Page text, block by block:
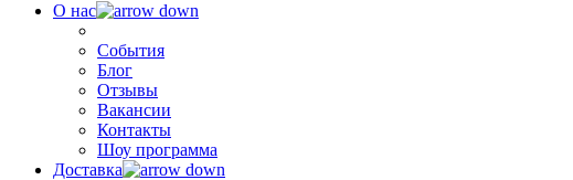
О нас
События
Блог
Отзывы
Вакансии
Контакты
Шоу программа
Доставка